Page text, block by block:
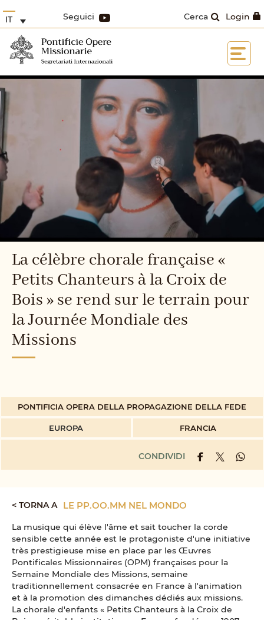
Login
Cerca
Seguici
IT
La célèbre chorale française «
Petits Chanteurs à la Croix de
Bois » se rend sur le terrain pour
la Journée Mondiale des
Missions
PONTIFICIA OPERA DELLA PROPAGAZIONE DELLA FEDE
EUROPA FRANCIA
CONDIVIDI
< TORNA A LE PP.OO.MM NEL MONDO
La musique qui élève l'âme et sait toucher la corde
sensible cette année est le protagoniste d'une initiative
très prestigieuse mise en place par les Œuvres
Pontificales Missionnaires (OPM) françaises pour la
Semaine Mondiale des Missions, semaine
traditionnellement consacrée en France à l'animation
et à la promotion des dimanches dédiés aux missions.
La chorale d'enfants « Petits Chanteurs à la Croix de